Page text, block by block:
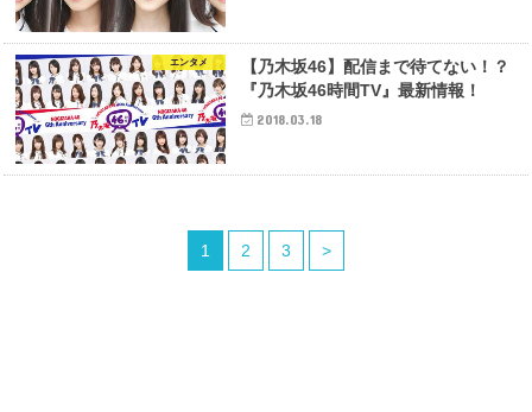
エンタメ
【乃木坂46】配信まで待てない！？
『乃木坂46時間TV』最新情報！
2018.03.18
1 2 3 >